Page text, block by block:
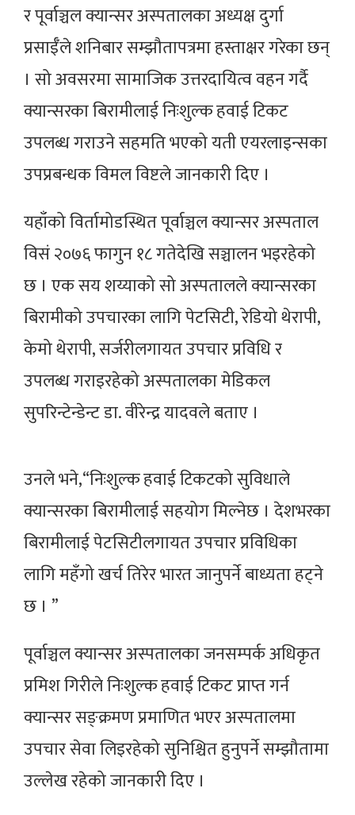
र पूर्वाञ्चल क्यान्सर अस्पतालका अध्यक्ष दुर्गा
प्रसाईँले शनिबार सम्झौतापत्रमा हस्ताक्षर गरेका छन्
। सो अवसरमा सामाजिक उत्तरदायित्व वहन गर्दै
क्यान्सरका बिरामीलाई निःशुल्क हवाई टिकट
उपलब्ध गराउने सहमति भएको यती एयरलाइन्सका
उपप्रबन्धक विमल विष्टले जानकारी दिए ।
यहाँको विर्तामोडस्थित पूर्वाञ्चल क्यान्सर अस्पताल
विसं २०७६ फागुन १८ गतेदेखि सञ्चालन भइरहेको
छ । एक सय शय्याको सो अस्पतालले क्यान्सरका
बिरामीको उपचारका लागि पेटसिटी, रेडियो थेरापी,
केमो थेरापी, सर्जरीलगायत उपचार प्रविधि र
उपलब्ध गराइरहेको अस्पतालका मेडिकल
सुपरिन्टेन्डेन्ट डा. वीरेन्द्र यादवले बताए ।
उनले भने,“निःशुल्क हवाई टिकटको सुविधाले
क्यान्सरका बिरामीलाई सहयोग मिल्नेछ । देशभरका
बिरामीलाई पेटसिटीलगायत उपचार प्रविधिका
लागि महँगो खर्च तिरेर भारत जानुपर्ने बाध्यता हट्ने
छ । ”
पूर्वाञ्चल क्यान्सर अस्पतालका जनसम्पर्क अधिकृत
प्रमिश गिरीले निःशुल्क हवाई टिकट प्राप्त गर्न
क्यान्सर सङ्क्रमण प्रमाणित भएर अस्पतालमा
उपचार सेवा लिइरहेको सुनिश्चित हुनुपर्ने सम्झौतामा
उल्लेख रहेको जानकारी दिए ।